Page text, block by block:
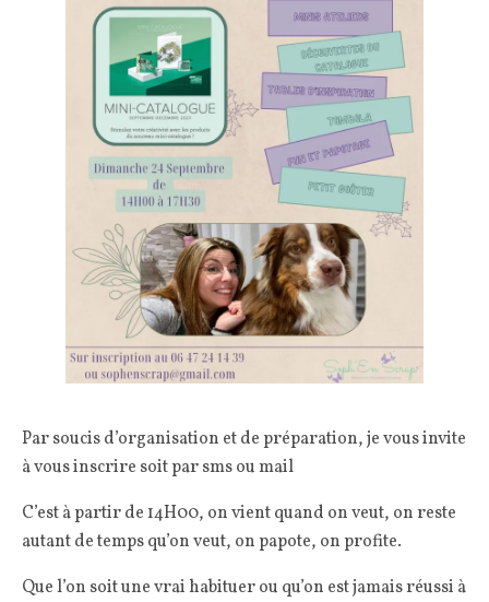
Par soucis d’organisation et de préparation, je vous invite
à vous inscrire soit par sms ou mail
C’est à partir de 14H00, on vient quand on veut, on reste
autant de temps qu’on veut, on papote, on profite.
Que l’on soit une vrai habituer ou qu’on est jamais réussi à